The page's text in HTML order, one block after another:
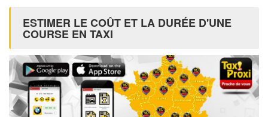
ESTIMER LE COÛT ET LA DURÉE D'UNE
COURSE EN TAXI